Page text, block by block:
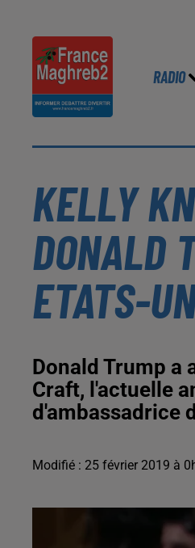
RADIO
KELLY
DONALD
ETATS-
Donald Trump a
Craft, l'actuelle
d'ambassadrice
Modifié : 25 février 2019 à